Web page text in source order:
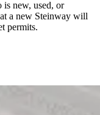
is new, used, or
a new Steinway will
permits.